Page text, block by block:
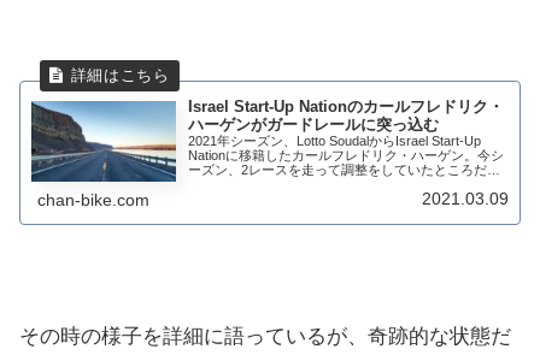
Israel Start-Up Nationのカールフレドリク・
ハーゲンがガードレールに突っ込む
2021年シーズン、Lotto SoudalからIsrael Start-Up
Nationに移籍したカールフレドリク・ハーゲン。今シ
ーズン、2レースを走って調整をしていたところだっ
chan-bike.com 2021.03.09
その時の様子を詳細に語っているが、奇跡的な状態だ